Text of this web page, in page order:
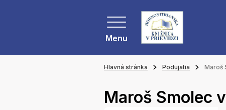
Menu
Hlavná stránka Podujatia Maroš
Maroš Smolec